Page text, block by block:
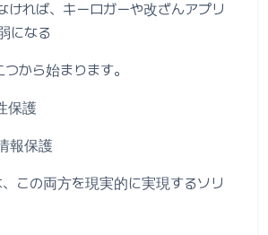
れば、キーロガーや改ざんアプリ
になる
から始まります。
保護
報保護
、この両方を現実的に実現するソリ